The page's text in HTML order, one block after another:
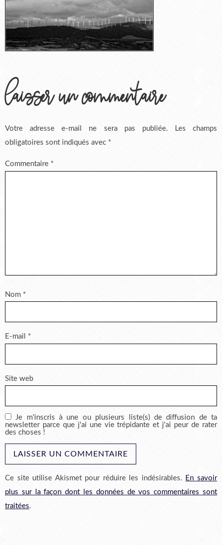
laisser un commentaire
Votre adresse e-mail ne sera pas publiée.
Les champs
obligatoires sont indiqués avec *
Commentaire *
Nom *
E-mail *
Site web
Je m'inscris à une ou plusieurs liste(s) de diffusion de ta
newsletter parce que j'ai une vie trépidante et j'ai peur de rater
des choses !
Ce site utilise Akismet pour réduire les indésirables. En savoir
plus sur la façon dont les données de vos commentaires sont
traitées.